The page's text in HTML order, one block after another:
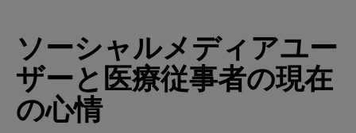
ソーシャルメディアユー
ザーと医療従事者の現在
の心情